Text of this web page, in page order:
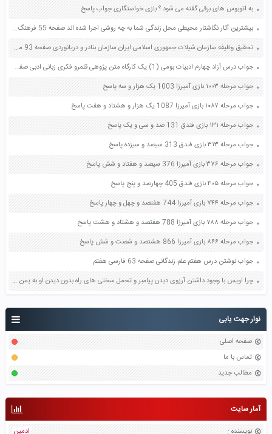
نوار جهت یابی
صفحه اصلی
تماس با ما
مطالب جدید
آمار سایت
نویسنده : ادمین
به اتوبوس های برقی گفته می شود ؟ بازی خواستگاری جواب پاسخ
بیشترین آثار نگاشتار محیطی محل زندگی شما به چه روشی اجرا شده اند صفحه 55 فرهنگ و هنر نهم
تحقیق وظیفه سازمان شیلات جمهوری اسلامی ایران سازمان بنادر و دریانوردی صفحه 93 مطالعات اجتماعی ششم
جواب درس آزاد چهارم ادبیات بومی (1) یک کارگاه متن پژوهی قلمرو فکری زبانی ادبی صفحه 32 و 33 فارسی دوازدهم
جواب مرحله ۱۰۰۳ بازی آمیرزا 1003 یک هزار و سه پاسخ
جواب مرحله ۱۰۸۷ بازی آمیرزا 1087 یک هزار و هشتاد و هفت پاسخ
جواب مرحله ۱۳۱ بازی فندق 131 صد و سی و یک پاسخ
جواب مرحله ۳۱۳ بازی فندق 313 سیصد و سیزده پاسخ
جواب مرحله ۳۷۶ بازی آمیرزا 376 سیصد و هفتاد و شش پاسخ
جواب مرحله ۴۰۵ بازی فندق 405 چهارصد و پنج پاسخ
جواب مرحله ۷۴۴ بازی آمیرزا 744 هفتصد و چهل و چهار پاسخ
جواب مرحله ۷۸۸ بازی آمیرزا 788 هفتصد و هشتاد و هشت پاسخ
جواب مرحله ۸۶۶ بازی آمیرزا 866 هشتصد و شصت و شش پاسخ
جواب نوشتن درس هفتم علم زندگانی صفحه 63 فارسی هفتم
چرا اویس با وجود داشتن آرزوی دیدن پیامبر و تحمل سختی های راه بدون دیدن او به یمن بازگشت صفحه 25 تفکر و پژوهش ششم